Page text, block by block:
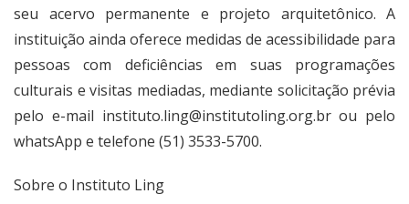
seu acervo permanente e projeto arquitetônico. A
instituição ainda oferece medidas de acessibilidade para
pessoas com deficiências em suas programações
culturais e visitas mediadas, mediante solicitação prévia
pelo e-mail instituto.ling@institutoling.org.brou pelo
whatsApp e telefone (51) 3533-5700.
Sobre o Instituto Ling